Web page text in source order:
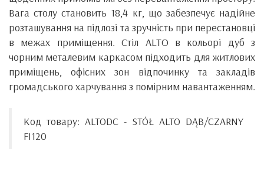
Вага столу становить 18,4 кг, що забезпечує надійне
розташування на підлозі та зручність при перестановці
в межах приміщення. Стіл ALTO в кольорі дуб з
чорним металевим каркасом підходить для житлових
приміщень, офісних зон відпочинку та закладів
громадського харчування з помірним навантаженням.
Код товару: ALTODC - STÓŁ ALTO DĄB/CZARNY
FI120